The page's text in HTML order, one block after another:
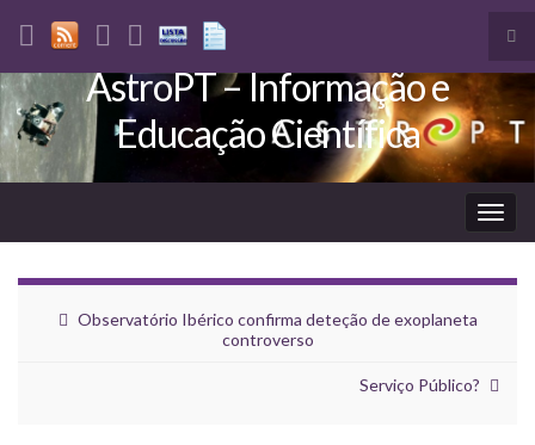
Search for:
AstroPT – Informação e
Educação Científica
Observatório Ibérico confirma deteção de exoplaneta
controverso
Serviço Público?